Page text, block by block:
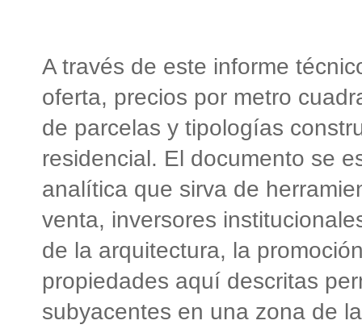
A través de este informe
oferta, precios por metro
de parcelas y tipologías
residencial. El documento se
analítica que sirva de
venta, inversores
de la arquitectura, la
propiedades aquí descritas
subyacentes en una zona de